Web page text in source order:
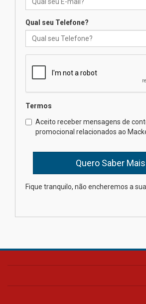
calouros do
04.08.2026
Brasília prepara
estudantes para
mesmo do
na educação
Qual seu Telefone?
Termos
Aceito receber mensagens de
promocional relacionados ao
Fique tranquilo, não encheremos a